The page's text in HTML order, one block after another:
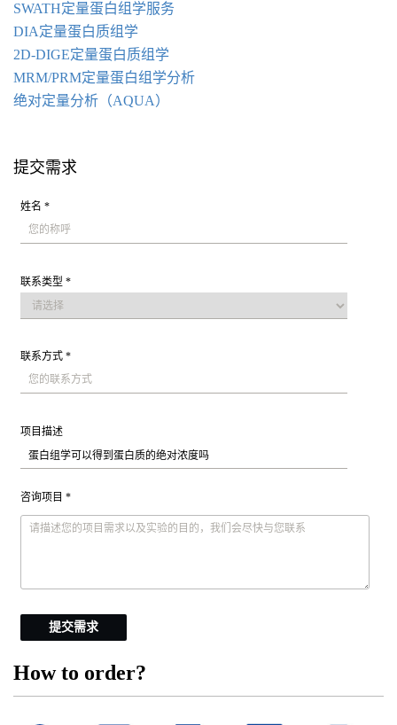
SWATH定量蛋白组学服务
DIA定量蛋白质组学
2D-DIGE定量蛋白质组学
MRM/PRM定量蛋白组学分析
绝对定量分析（AQUA）
提交需求
姓名 *
联系类型 *
联系方式 *
项目描述
咨询项目 *
提交需求
How to order?